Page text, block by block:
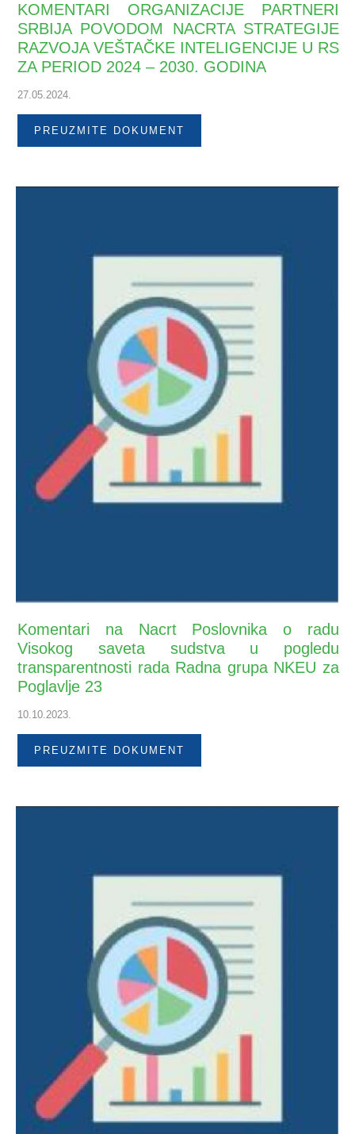
KOMENTARI ORGANIZACIJE PARTNERI
SRBIJA POVODOM NACRTA STRATEGIJE
RAZVOJA VEŠTAČKE INTELIGENCIJE U RS
ZA PERIOD 2024 – 2030. GODINA
27.05.2024.
PREUZMITE DOKUMENT
Komentari na Nacrt Poslovnika o radu
Visokog saveta sudstva u pogledu
transparentnosti rada Radna grupa NKEU za
Poglavlje 23
10.10.2023.
PREUZMITE DOKUMENT